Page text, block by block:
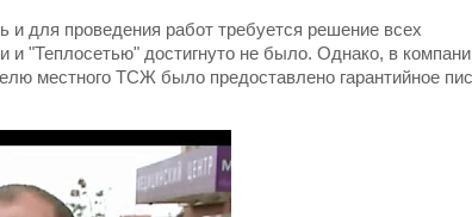
и для проведения работ требуется решение всех
"Теплосетью" достигнуто не было. Однако, в
местного ТСЖ было предоставлено гарантийное